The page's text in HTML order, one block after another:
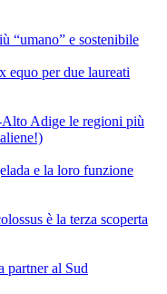
“umano” e sostenibile
equo per due laureati
Adige le regioni più
e la loro funzione
è la terza scoperta
partner al Sud